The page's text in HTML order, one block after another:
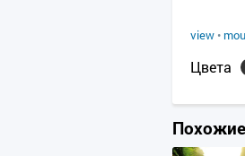
view •
Цвета